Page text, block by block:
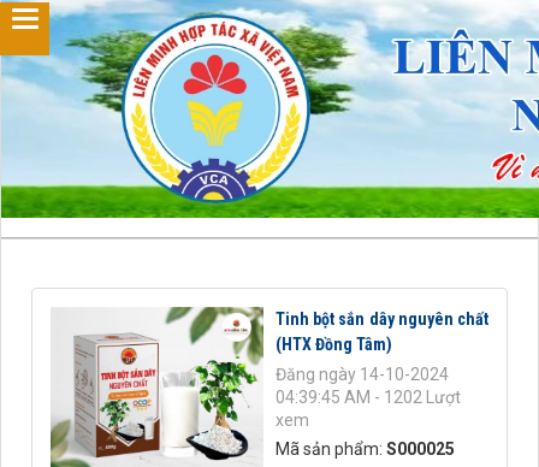
Tinh bột sắn dây nguyên chất
(HTX Đồng Tâm)
Đăng ngày 14-10-2024
04:39:45 AM - 1202 Lượt
xem
Mã sản phẩm: S000025